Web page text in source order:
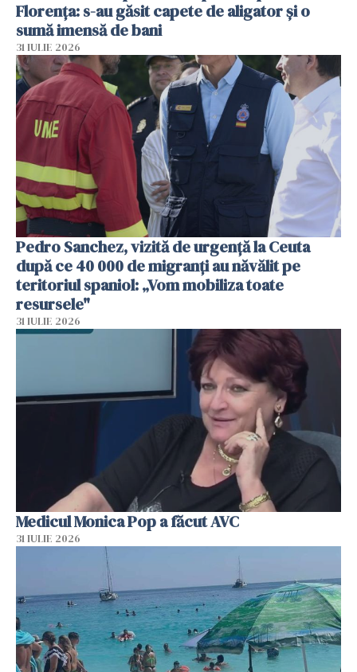
Florența: s-au găsit capete de aligator și o
sumă imensă de bani
31 IULIE 2026
Pedro Sanchez, vizită de urgență la Ceuta
după ce 40 000 de migranți au năvălit pe
teritoriul spaniol: „Vom mobiliza toate
resursele"
31 IULIE 2026
Medicul Monica Pop a făcut AVC
31 IULIE 2026